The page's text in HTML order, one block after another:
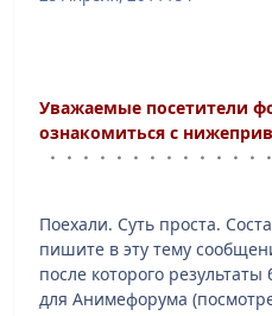
Уважаемые посетители
ознакомиться с
・・・・・・・・・・・・
Поехали. Суть проста.
пишите в эту тему
после которого
для Анимефорума